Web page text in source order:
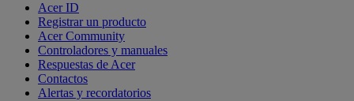
Acer ID
Registrar un producto
Acer Community
Controladores y manuales
Respuestas de Acer
Contactos
Alertas y recordatorios